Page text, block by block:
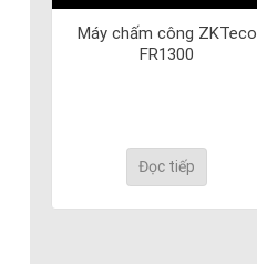
Máy chấm công ZKTeco
FR1300
Đọc tiếp